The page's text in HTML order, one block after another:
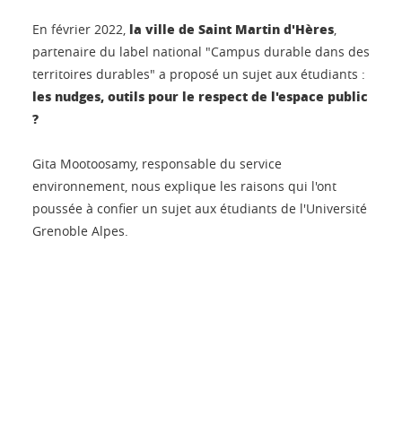
En février 2022, la ville de Saint Martin d'Hères
partenaire du label national "Campus durable dans des
territoires durables" a proposé un sujet aux étudiants :
les nudges, outils pour le respect de l'espace public
?
Gita Mootoosamy, responsable du service
environnement, nous explique les raisons qui l'ont
poussée à confier un sujet aux étudiants de l'Université
Grenoble Alpes.